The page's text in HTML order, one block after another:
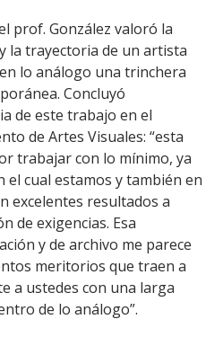
prof. González valoró la
la trayectoria de un artista
lo análogo una trinchera
Concluyó
de este trabajo en el
de Artes Visuales: “esta
trabajar con lo mínimo, ya
el cual estamos y también en
excelentes resultados a
de exigencias. Esa
y de archivo me parece
meritorios que traen a
a ustedes con una larga
de lo análogo”.